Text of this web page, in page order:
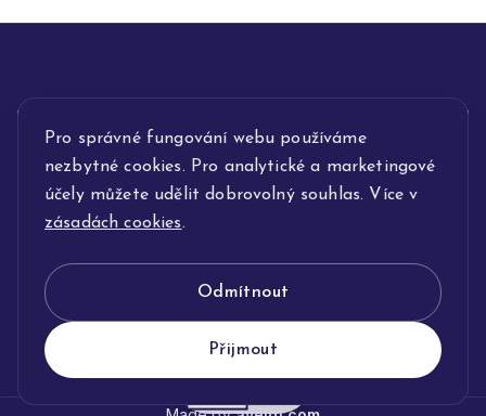
Pro správné fungování webu používáme
nezbytné cookies. Pro analytické a marketingové
účely můžete udělit dobrovolný souhlas. Více v
zásadách cookies.
Odmítnout
Přijmout
INFORMACE
POPIS SLUŽEB
KLENOTNICTVÍ JOLLEO